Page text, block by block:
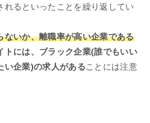
れるといったことを繰り返してい
ないか、離職率が高い企業である
トには、ブラック企業(誰でもいい
い企業)の求人があることには注意